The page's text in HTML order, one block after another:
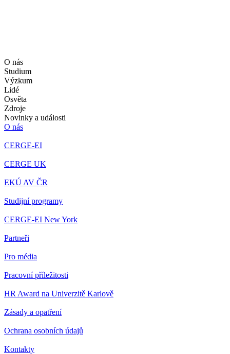
O nás
Studium
Výzkum
Lidé
Osvěta
Zdroje
Novinky a události
O nás
CERGE-EI
CERGE UK
EKÚ AV ČR
Studijní programy
CERGE-EI New York
Partneři
Pro média
Pracovní příležitosti
HR Award na Univerzitě Karlově
Zásady a opatření
Ochrana osobních údajů
Kontakty